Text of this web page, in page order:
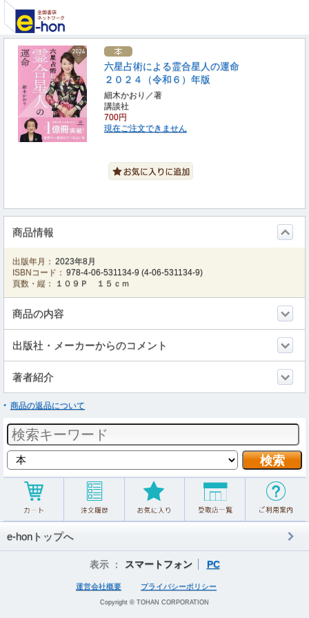
六星占術による霊合星人の運命
２０２４（令和６）年版
細木かおり／著
講談社
700円
現在ご注文できません
商品情報
出版年月： 2023年8月
ISBNコード： 978-4-06-531134-9 (4-06-531134-9)
頁数・縦：
１０９Ｐ １５ｃｍ
商品の内容
出版社・メーカーからのコメント
著者紹介
商品の返品について
e-honトップへ
表示 ： スマートフォン PC
運営会社概要 プライバシーポリシー
Copyright © TOHAN CORPORATION